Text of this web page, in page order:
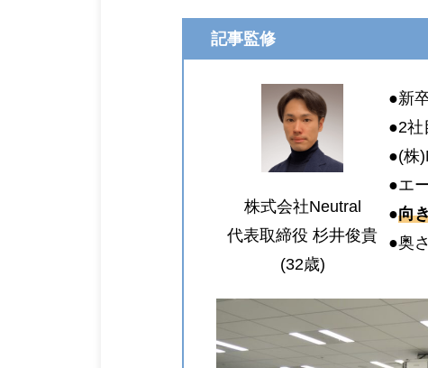
記事監修
株式会社Neutral
代表取締役 杉井俊貴
(32歳)
●新
●2社
●(株
●エ
●向
●奥